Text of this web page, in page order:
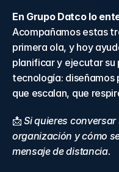
Acompañamos estas
primera ola, y hoy
planificar y ejecutar su
tecnología: diseñamos
que escalan, que
📩 Si quieres
organización y cómo
mensaje de distancia.